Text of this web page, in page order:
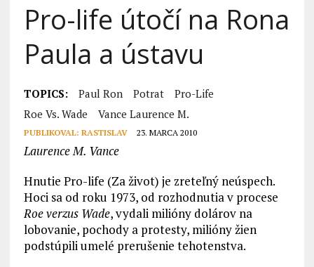
Pro-life útočí na Rona
Paula a ústavu
TOPICS: Paul Ron Potrat
Pro-Life
Roe Vs. Wade
Vance Laurence M.
PUBLIKOVAL: RASTISLAV 23. MARCA 2010
Laurence M. Vance
Hnutie Pro-life (Za život) je zreteľný neúspech.
Hoci sa od roku 1973, od rozhodnutia v procese
Roe verzus Wade, vydali milióny dolárov na
lobovanie, pochody a protesty, milióny žien
podstúpili umelé prerušenie tehotenstva.